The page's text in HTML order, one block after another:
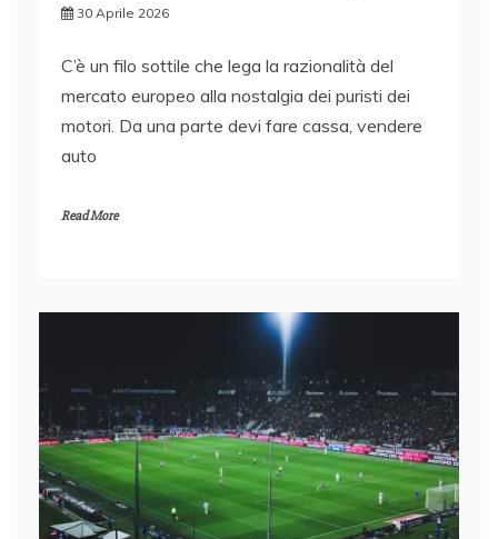
30 Aprile 2026
C’è un filo sottile che lega la razionalità del
mercato europeo alla nostalgia dei puristi dei
motori. Da una parte devi fare cassa, vendere
auto
Read More